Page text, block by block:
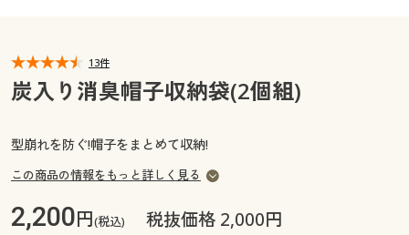
マイページ
お気に入り
サポート
閲覧履歴
ご利用ガイド
13件
炭入り消臭帽子収納袋(2個組)
型崩れを防ぐ!帽子をまとめて収納!
この商品の情報をもっと詳しく見る
2,200円(税込) 税抜価格 2,000円